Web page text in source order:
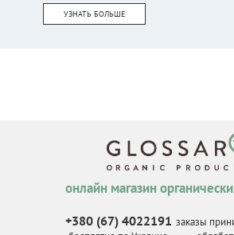
УЗНАТЬ БОЛЬШЕ
онлайн магазин
+380 (67) 4022191 заказы